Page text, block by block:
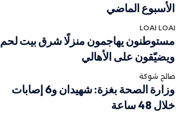
الأسبوع الماضي
LOAI LOAI
مستوطنون يهاجمون منزلًا شرق بيت لحم
ويضيّقون على الأهالي
صالح شوكة
وزارة الصحة بغزة: شهيدان و6 إصابات
خلال 48 ساعة